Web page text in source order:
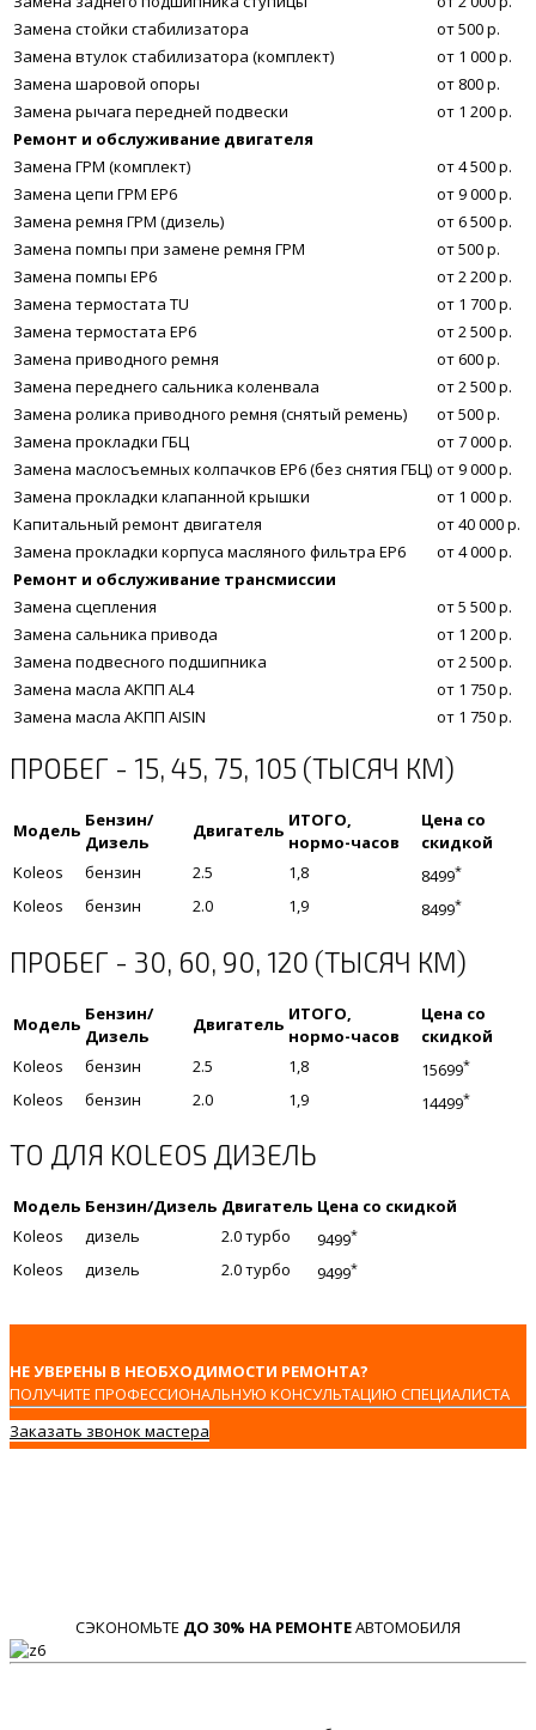
Замена стойки стабилизатора
от 500 р.
Замена втулок стабилизатора (комплект)
от 1 000 р.
Замена шаровой опоры
от 800 р.
Замена рычага передней подвески
от 1 200 р.
Ремонт и обслуживание двигателя
Замена ГРМ (комплект)
от 4 500 р.
Замена цепи ГРМ EP6
от 9 000 р.
Замена ремня ГРМ (дизель)
от 6 500 р.
Замена помпы при замене ремня ГРМ
от 500 р.
Замена помпы EP6
от 2 200 р.
Замена термостата TU
от 1 700 р.
Замена термостата EP6
от 2 500 р.
Замена приводного ремня
от 600 р.
Замена переднего сальника коленвала
от 2 500 р.
Замена ролика приводного ремня (снятый ремень)
от 500 р.
Замена прокладки ГБЦ
от 7 000 р.
Замена маслосъемных колпачков ЕР6 (без снятия ГБЦ) от 9 000 р.
Замена прокладки клапанной крышки
от 1 000 р.
Капитальный ремонт двигателя
от 40 000 р.
Замена прокладки корпуса масляного фильтра ЕР6
от 4 000 р.
Ремонт и обслуживание трансмиссии
Замена сцепления
от 5 500 р.
Замена сальника привода
от 1 200 р.
Замена подвесного подшипника
от 2 500 р.
Замена масла АКПП AL4
от 1 750 р.
Замена масла АКПП AISIN
от 1 750 р.
ПРОБЕГ - 15, 45, 75, 105 (ТЫСЯЧ КМ)
Модель Бензин/
Дизель
Двигатель ИТОГО,
нормо-часов
Цена со
скидкой
Koleos
бензин 2.5 1,8 8499*
Koleos бензин 2.0 1,9 8499*
ПРОБЕГ - 30, 60, 90, 120 (ТЫСЯЧ КМ)
Модель Бензин/
Дизель
Двигатель ИТОГО,
нормо-часов
Цена со
скидкой
Koleos
бензин 2.5 1,8 15699*
Koleos бензин 2.0 1,9 14499*
ТО ДЛЯ KOLEOS ДИЗЕЛЬ
Модель Бензин/Дизель Двигатель Цена со скидкой
Koleos
дизель 2.0 турбо 9499*
Koleos дизель 2.0 турбо 9499*
НЕ УВЕРЕНЫ В НЕОБХОДИМОСТИ РЕМОНТА?
ПОЛУЧИТЕ ПРОФЕССИОНАЛЬНУЮ КОНСУЛЬТАЦИЮ СПЕЦИАЛИСТА
Заказать звонок мастера
СЭКОНОМЬТЕ ДО 30% НА РЕМОНТЕАВТОМОБИЛЯ